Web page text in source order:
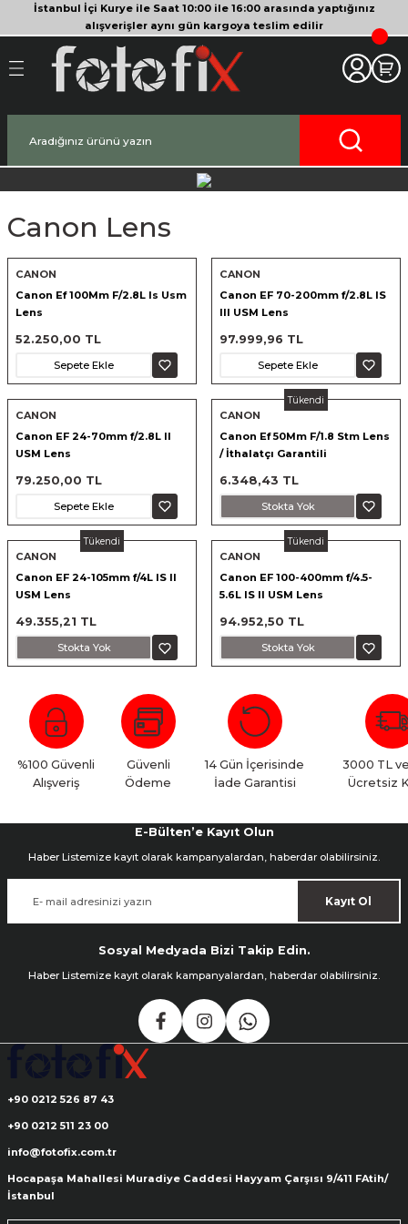
İstanbul İçi Kurye ile Saat 10:00 ile 16:00 arasında yaptığınız
alışverişler aynı gün kargoya teslim edilir
Geri Dön
Geri Dön
Geri Dön
Kameralar
Aksesuarları
Geri Dön
Geri Dön
Geri Dön
Standlar
Işık Setleri
Geri Dön
Tripodları
Geri Dön
Geri Dön
ve Tüyler
Geri Dön
Geri Dön
Canon Lens
CANON
Canon Ef 100Mm F/2.8L Is Usm
Lens
52.250,00 TL
Sepete Ekle
CANON
Canon EF 70-200mm f/2.8L IS
III USM Lens
97.999,96 TL
Sepete Ekle
CANON
Canon EF 24-70mm f/2.8L II
USM Lens
79.250,00 TL
Sepete Ekle
Tükendi
CANON
Canon Ef 50Mm F/1.8 Stm Lens
/ İthalatçı Garantili
6.348,43 TL
Stokta Yok
Tükendi
CANON
Canon EF 24-105mm f/4L IS II
USM Lens
49.355,21 TL
Stokta Yok
Tükendi
CANON
Canon EF 100-400mm f/4.5-
5.6L IS II USM Lens
94.952,50 TL
Stokta Yok
%100 Güvenli
Alışveriş
Güvenli
Ödeme
14 Gün İçerisinde
İade Garantisi
3000 TL
Ücretsiz
E-Bülten’e Kayıt Olun
Haber Listemize kayıt olarak kampanyalardan, haberdar olabilirsiniz.
Kayıt Ol
Sosyal Medyada Bizi Takip Edin.
Haber Listemize kayıt olarak kampanyalardan, haberdar olabilirsiniz.
+90 0212 526 87 43
+90 0212 511 23 00
info@fotofix.com.tr
Hocapaşa Mahallesi Muradiye Caddesi Hayyam Çarşısı 9/411 FAtih/
İstanbul